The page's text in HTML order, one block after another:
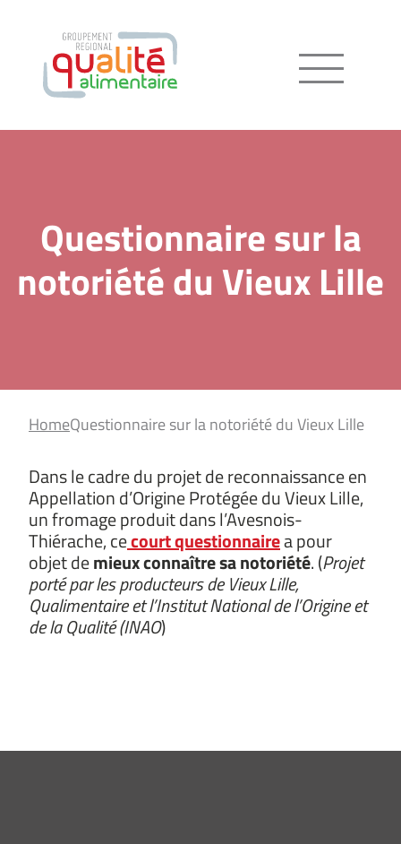
Menu
Questionnaire sur la
notoriété du Vieux Lille
HomeQuestionnaire sur la notoriété du Vieux Lille
Dans le cadre du projet de reconnaissance en
Appellation d’Origine Protégée du Vieux Lille,
un fromage produit dans l’Avesnois-
Thiérache, cecourt questionnairea pour
objet demieux connaître sa notoriété. (Projet
porté par les producteurs de Vieux Lille,
Qualimentaire et l’Institut National de l’Origine et
de la Qualité (INAO)